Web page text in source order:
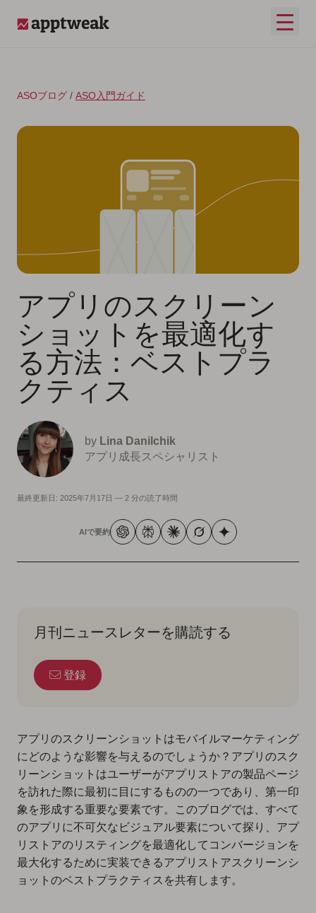
メイ
ASOブログ / ASO入門ガイド
アプリのスクリーン
ショットを最適化す
る方法：ベストプラ
クティス
by Lina Danilchik
アプリ成長スペシャリスト
最終更新日: 2025年7月17日 — 2 分の読了時間
AIで要約
月刊ニュースレターを購読する
登録
アプリのスクリーンショットはモバイルマーケティング
にどのような影響を与えるのでしょうか？アプリのスク
リーンショットはユーザーがアプリストアの製品ページ
を訪れた際に最初に目にするものの一つであり、第一印
象を形成する重要な要素です。このブログでは、すべて
のアプリに不可欠なビジュアル要素について探り、アプ
リストアのリスティングを最適化してコンバージョンを
最大化するために実装できるアプリストアスクリーンシ
ョットのベストプラクティスを共有します。